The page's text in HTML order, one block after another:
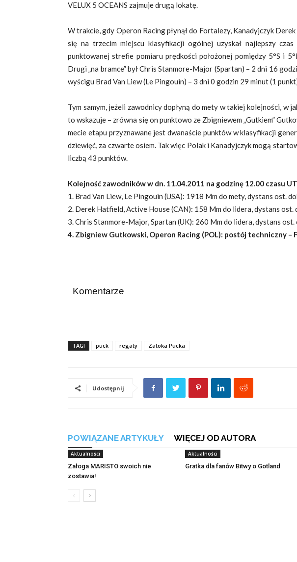
VELUX 5 OCEANS zajmuje drugą lokatę.
W trakcie, gdy Operon Racing płynął do Fortalezy, Kanadyjczyk
się na trzecim miejscu klasyfikacji ogólnej uzyskał najlepszy
punktowanej strefie pomiaru prędkości położonej pomiędzy 5°S i
Drugi „na bramce” był Chris Stanmore-Major (Spartan) – 2 dni 16
wyścigu Brad Van Liew (Le Pingouin) – 3 dni 0 godzin 29 minut (1
Tym samym, jeżeli zawodnicy dopłyną do mety w takiej kolejności, w
to wskazuje – zrówna się on punktowo ze Zbigniewem „Gutkiem”
mecie etapu przyznawane jest dwanaście punktów w klasyfikacji
dziewięć, za czwarte osiem. Tak więc Polak i Kanadyjczyk mogą
liczbą 43 punktów.
Kolejność zawodników w dn. 11.04.2011 na godzinę 12.00 czasu
1. Brad Van Liew, Le Pingouin (USA): 1918 Mm do mety, dystans ost.
2. Derek Hatfield, Active House (CAN): 158 Mm do lidera, dystans ost.
3. Chris Stanmore-Major, Spartan (UK): 260 Mm do lidera, dystans ost.
4. Zbigniew Gutkowski, Operon Racing (POL): postój techniczny –
Komentarze
TAGI puck regaty Zatoka Pucka
Udostępnij
POWIĄZANE ARTYKUŁY WIĘCEJ OD AUTORA
Aktualności
Załoga MARISTO swoich nie
zostawia!
Aktualności
Gratka dla fanów Bitwy o Gotland